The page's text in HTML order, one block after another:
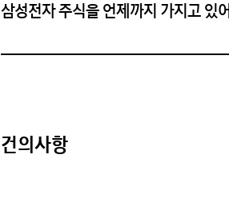
삼성전자 주식을 언제까지 가지고 있
건의사항